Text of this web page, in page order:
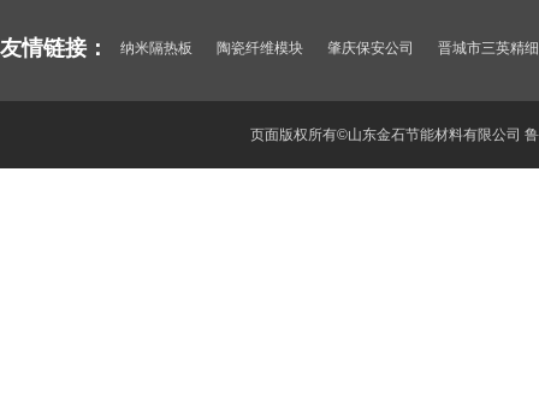
友情链接： 纳米隔热板 陶瓷纤维模块 肇庆保安公司 晋城市三英精
顺德保安公司
页面版权所有©山东金石节能材料有限公司